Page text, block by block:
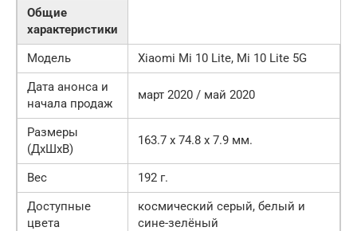
Общие
характеристики
Модель
Xiaomi Mi 10 Lite, Mi 10 Lite 5G
Дата анонса и
начала продаж
март 2020 / май 2020
Размеры
(ДxШxВ)
163.7 x 74.8 x 7.9 мм.
Вес
192 г.
Доступные
цвета
космический серый, белый и
сине-зелёный